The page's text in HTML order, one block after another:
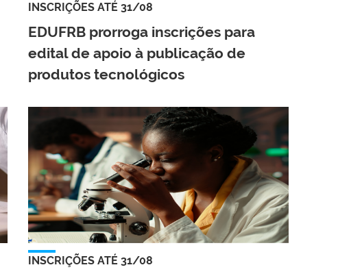
INSCRIÇÕES ATÉ 31/08
EDUFRB prorroga inscrições para
edital de apoio à publicação de
produtos tecnológicos
INSCRIÇÕES ATÉ 31/08